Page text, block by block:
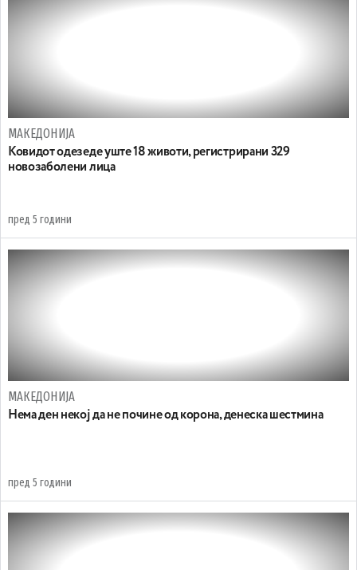
МАКЕДОНИЈА
Ковидот одезеде уште 18 животи, регистрирани 329
новозаболени лица
пред 5 години
МАКЕДОНИЈА
Нема ден некој да не почине од корона, денеска шестмина
пред 5 години